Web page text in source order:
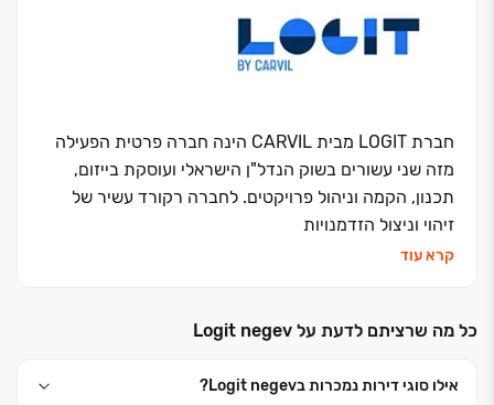
חברת LOGIT מבית CARVIL הינה חברה פרטית הפעילה
מזה שני עשורים בשוק הנדל"ן הישראלי ועוסקת בייזום,
תכנון, הקמה וניהול פרויקטים. לחברה רקורד עשיר של
זיהוי וניצול הזדמנויות
והדינאמי כולל בעלי מומחיות בתכנים הנדרשים בענף,
דין, הנדסה ושיווק.
קרא עוד
כל מה שרציתם לדעת על Logit negev
אילו סוגי דירות נמכרות בLogit negev?